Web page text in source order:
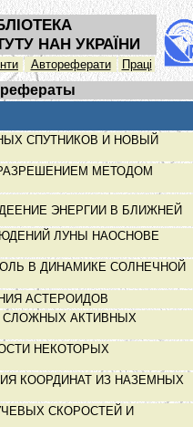
НАН УКРАЇНИ
Автореферати Праці
СПУТНИКОВ И НОВЫЙ
МЕТОДОМ
ЭНЕРГИИ В БЛИЖНЕЙ
ЛУНЫ НАОСНОВЕ
В ДИНАМИКЕ СОЛНЕЧНОЙ
АСТЕРОИДОВ
СЛОЖНЫХ АКТИВНЫХ
НЕКОТОРЫХ
КООРДИНАТ ИЗ НАЗЕМНЫХ
СКОРОСТЕЙ И